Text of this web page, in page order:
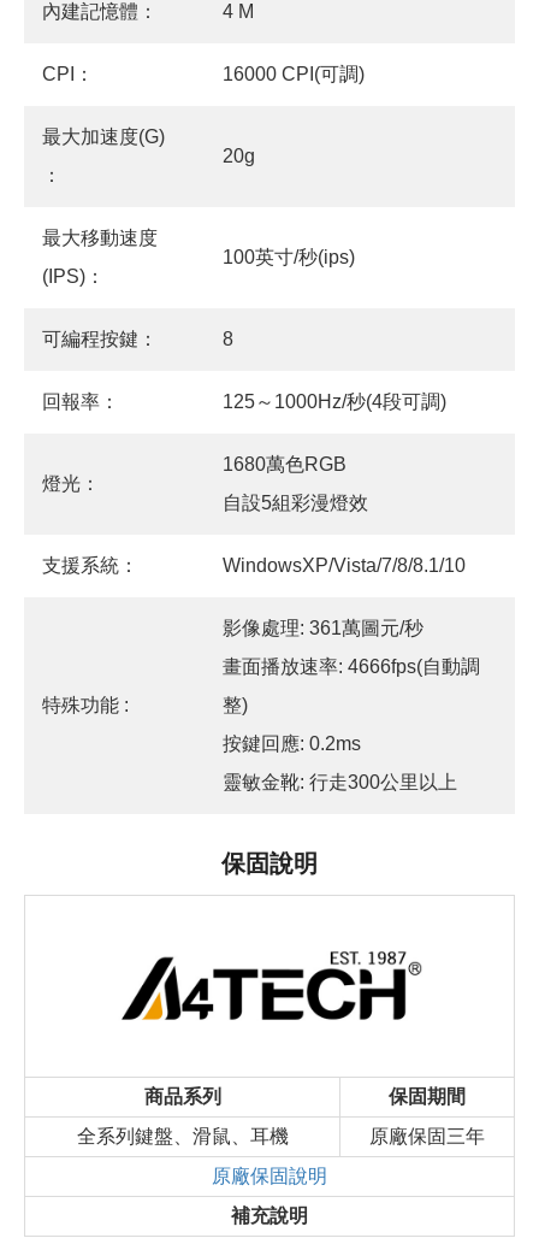
內建記憶體： 4 M
CPI： 16000 CPI(可調)
最大加速度(G)
：
20g
最大移動速度
(IPS)：
100英寸/秒(ips)
可編程按鍵： 8
回報率： 125～1000Hz/秒(4段可調)
燈光：
1680萬色RGB
自設5組彩漫燈效
支援系統： WindowsXP/Vista/7/8/8.1/10
特殊功能 :
影像處理: 361萬圖元/秒
畫面播放速率: 4666fps(自動調
整)
按鍵回應: 0.2ms
靈敏金靴: 行走300公里以上
保固說明
商品系列
保固期間
全系列鍵盤、滑鼠、耳機
原廠保固三年
原廠保固說明
補充說明